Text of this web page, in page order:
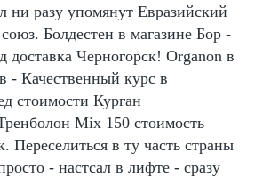
ни разу упомянут Евразийский
Болдестен в магазине Бор -
доставка Черногорск! Organon в
- Качественный курс в
стоимости Курган
Mix 150 стоимость
Переселиться в ту часть страны
- настсал в лифте - сразу